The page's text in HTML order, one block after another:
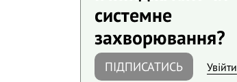
системне
захворювання?
ПІДПИСАТИСЬ Увійти